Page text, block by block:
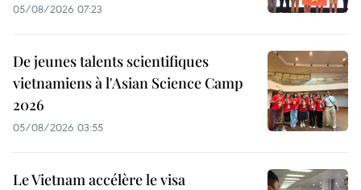
05/08/2026 07:23
De jeunes talents scientifiques
vietnamiens à l'Asian Science Camp
2026
05/08/2026 03:55
Le Vietnam accélère le visa